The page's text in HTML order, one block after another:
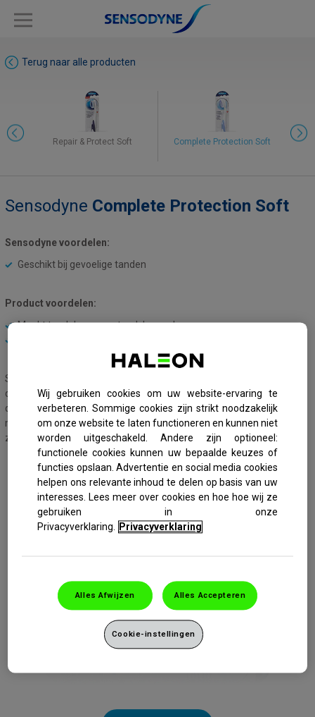
Terug naar alle producten
Repair & Protect Soft Complete Protection Soft
Proglasur Soft Deep Clean Extra Soft
Sensodyne Complete Protection Soft
Sensodyne voordelen:
Geschikt bij gevoelige tanden
Product voordelen:
Maakt tandglazuur en tandvlees schoon
Sensodyne Complete Protection Soft is een zachte tandenborstel
die door de kleine, gebogen borstelkop, de zachte borstelharen aan
de buitenkant en de gedraaide binnenharen geschikt is voor mensen
met gevoelige tanden. Het antisliphandvat biedt een goede grip en
zorgt voor een goede controle tijdens het tandenpoetsen.
Wij gebruiken cookies om uw website-ervaring te
verbeteren. Sommige cookies zijn strikt noodzakelijk
om onze website te laten functioneren en kunnen niet
worden uitgeschakeld. Andere zijn optioneel:
functionele cookies kunnen uw bepaalde keuzes of
functies opslaan. Advertentie en social media cookies
helpen ons relevante inhoud te delen op basis van uw
interesses. Lees meer over cookies en hoe hoe wij ze
gebruiken in onze
Privacyverklaring. Privacyverklaring
Alles Afwijzen Alles Accepteren
Cookie-instellingen